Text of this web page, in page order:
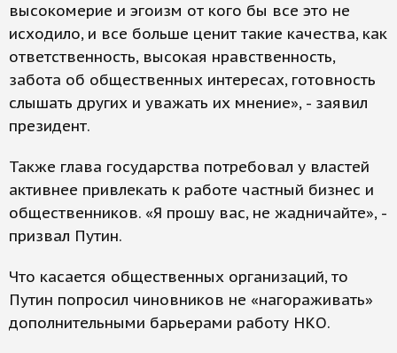
высокомерие и эгоизм от кого бы все это не
исходило, и все больше ценит такие качества, как
ответственность, высокая нравственность,
забота об общественных интересах, готовность
слышать других и уважать их мнение», - заявил
президент.
Также глава государства потребовал у властей
активнее привлекать к работе частный бизнес и
общественников. «Я прошу вас, не жадничайте», -
призвал Путин.
Что касается общественных организаций, то
Путин попросил чиновников не «нагораживать»
дополнительными барьерами работу НКО.